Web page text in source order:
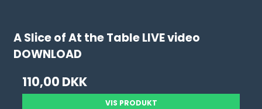
A Slice of At the Table LIVE video
DOWNLOAD
110,00 DKK
VIS PRODUKT